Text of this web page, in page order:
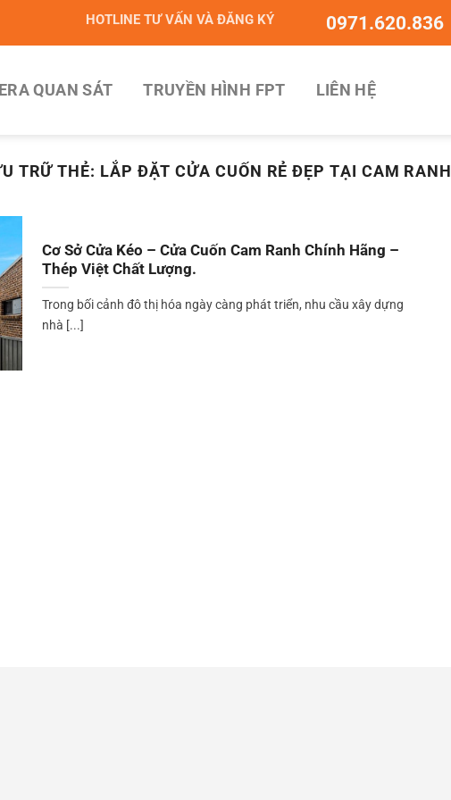
HOTLINE TƯ VẤN VÀ ĐĂNG KÝ 0971.620.836
QUAN SÁT TRUYỀN HÌNH FPT LIÊN HỆ
TRỮ THẺ: LẮP ĐẶT CỬA CUỐN RẺ ĐẸP TẠI CAM RANH
Cơ Sở Cửa Kéo – Cửa Cuốn Cam Ranh Chính Hãng –
Thép Việt Chất Lượng.
Trong bối cảnh đô thị hóa ngày càng phát triển, nhu cầu xây dựng
nhà [...]